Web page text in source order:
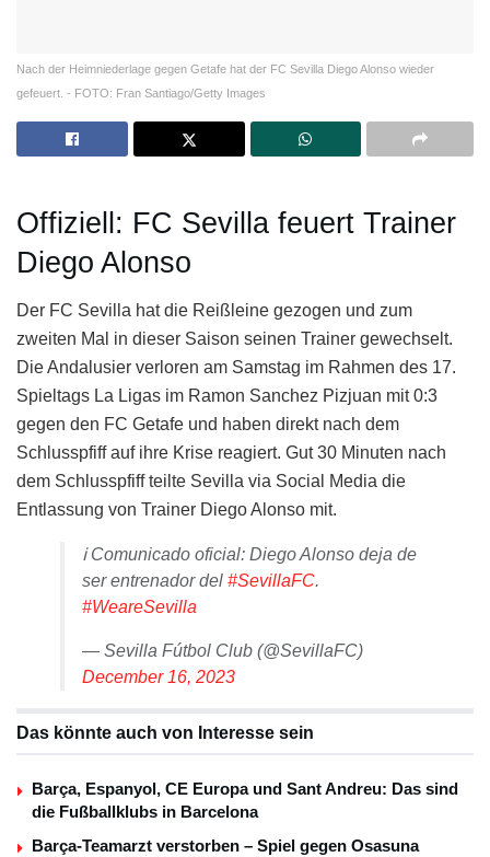
Nach der Heimniederlage gegen Getafe hat der FC Sevilla Diego Alonso wieder
gefeuert. - FOTO: Fran Santiago/Getty Images
Offiziell: FC Sevilla feuert Trainer
Diego Alonso
Der FC Sevilla hat die Reißleine gezogen und zum
zweiten Mal in dieser Saison seinen Trainer gewechselt.
Die Andalusier verloren am Samstag im Rahmen des 17.
Spieltags La Ligas im Ramon Sanchez Pizjuan mit 0:3
gegen den FC Getafe und haben direkt nach dem
Schlusspfiff auf ihre Krise reagiert. Gut 30 Minuten nach
dem Schlusspfiff teilte Sevilla via Social Media die
Entlassung von Trainer Diego Alonso mit.
ℹ️ Comunicado oficial: Diego Alonso deja de
ser entrenador del #SevillaFC.
#WeareSevilla
— Sevilla Fútbol Club (@SevillaFC)
December 16, 2023
Das könnte auch von Interesse sein
Barça, Espanyol, CE Europa und Sant Andreu: Das sind
die Fußballklubs in Barcelona
Barça-Teamarzt verstorben – Spiel gegen Osasuna